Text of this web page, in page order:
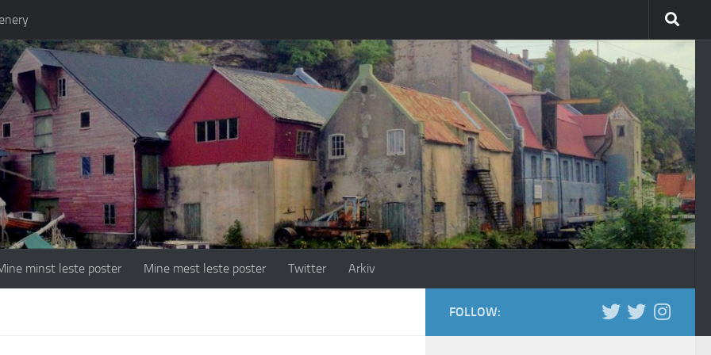
minst leste poster Mine mest leste poster Twitter Arkiv
FOLLOW: